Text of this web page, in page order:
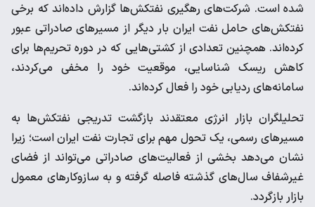
شده است. شرکت‌های رهگیری نفتکش‌ها گزارش داده‌اند که برخی
نفتکش‌های حامل نفت ایران بار دیگر از مسیرهای صادراتی عبور
کرده‌اند. همچنین تعدادی از کشتی‌هایی که در دوره تحریم‌ها برای
کاهش ریسک شناسایی، موقعیت خود را مخفی می‌کردند،
سامانه‌های ردیابی خود را فعال کرده‌اند.
تحلیلگران بازار انرژی معتقدند بازگشت تدریجی نفتکش‌ها به
مسیرهای رسمی، یک تحول مهم برای تجارت نفت ایران است؛ زیرا
نشان می‌دهد بخشی از فعالیت‌های صادراتی می‌تواند از فضای
غیرشفاف سال‌های گذشته فاصله گرفته و به سازوکارهای معمول
بازار بازگردد.